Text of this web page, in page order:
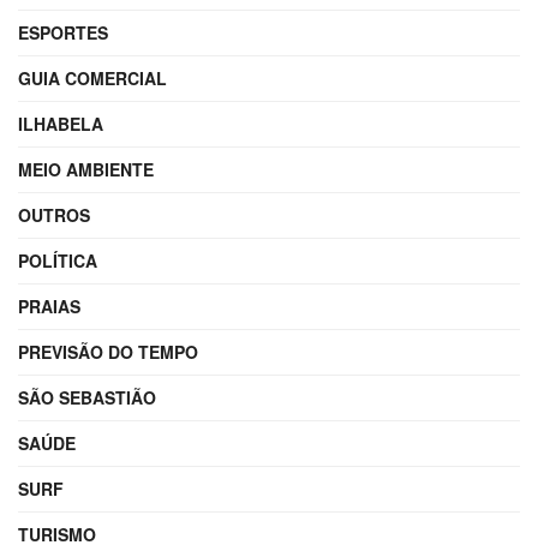
ESPORTES
GUIA COMERCIAL
ILHABELA
MEIO AMBIENTE
OUTROS
POLÍTICA
PRAIAS
PREVISÃO DO TEMPO
SÃO SEBASTIÃO
SAÚDE
SURF
TURISMO